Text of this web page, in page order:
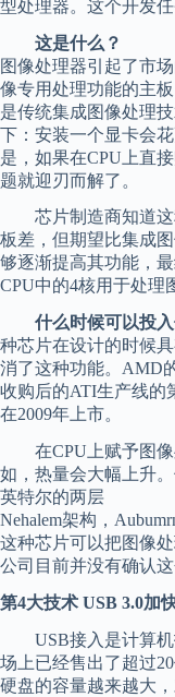
型处理器。这个开发
这是什么？
图像处理器引起了市
像专用处理功能的主
是传统集成图像处理
下：安装一个显卡会
是，如果在CPU上直
题就迎刃而解了。
芯片制造商知道这
板差，但期望比集成
够逐渐提高其功能，
CPU中的4核用于处理
什么时候可以投
种芯片在设计的时候
消了这种功能。AMD
收购后的ATI生产线的
在2009年上市。
在CPU上赋予图像
如，热量会大幅上升
英特尔的两层
Nehalem架构，
这种芯片可以把图像
公司目前并没有确认这
第4大技术 USB 3.0加
USB接入是计算机
场上已经售出了超过
硬盘的容量越来越大